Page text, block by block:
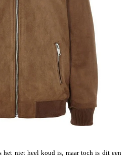
het niet heel koud is, maar toch is dit een